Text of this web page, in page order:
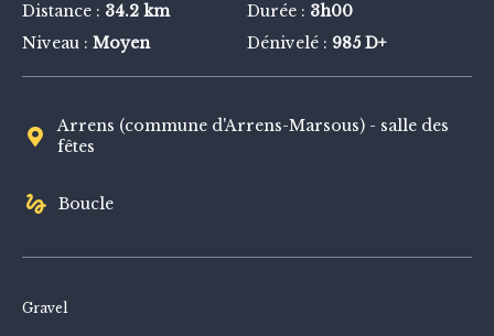
vélo
ou
à
Distance : 34.2 km Durée : 3h00
Niveau : Moyen Dénivelé : 985 D+
Arrens (commune d'Arrens-Marsous) - salle des
fêtes
Boucle
Gravel